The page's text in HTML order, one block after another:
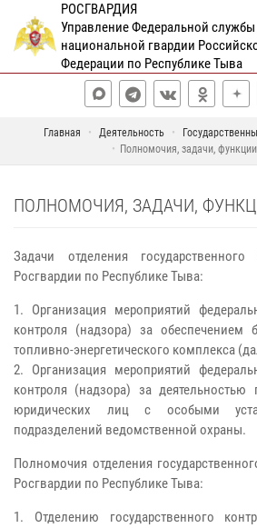
РОСГВАРДИЯ
Управление Федеральной
национальной гвардии
Федерации по Республике Тыва
Главная Деятельность
Полномочия, задачи,
ПОЛНОМОЧИЯ, ЗАДАЧИ,
Задачи отделения
Росгвардии по Республике Тыва:
1. Организация мероприятий
контроля (надзора) за обеспечением
топливно-энергетического комплекса
2. Организация мероприятий
контроля (надзора) за деятельностью
юридических лиц с особыми
подразделений ведомственной охраны.
Полномочия отделения
Росгвардии по Республике Тыва:
1. Отделению государственного